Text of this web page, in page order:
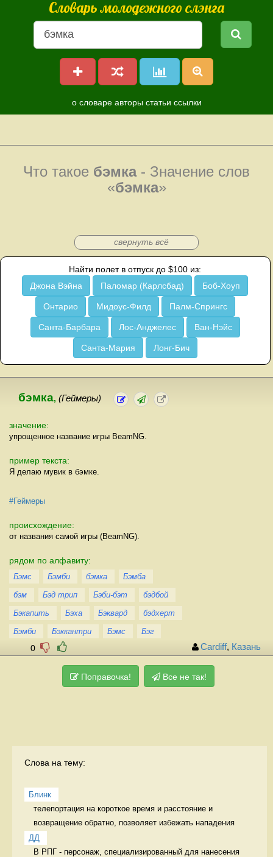
Словарь молодежного слэнга
о словаре авторы статьи ссылки
Что такое бэмка- Значение слов
«бэмка»
свернуть всё
Найти полет в отпуск до $100 из:
Джона Вэйна
Паломар (Карлсбад) Боб-Хоуп
Онтарио Мидоус-Филд Палм-Спрингс
Санта-Барбара Лос-Анджелес Ван-Нэйс
Санта-Мария Лонг-Бич
бэмка, (Геймеры)
значение:
упрощенное название игры BeamNG.
пример текста:
Я делаю мувик в бэмке.
#Геймеры
происхождение:
от названия самой игры (BeamNG).
рядом по алфавиту:
Бэмс Бэмби бэмка
Бэмба
бэм
Бэд трип Бэби-бэт
бэдбой
Бэкапить
Бэха Бэквард
бэдхерт
Бэмби
Бэккантри Бэмс Бэг
0 Cardiff, Казань
Поправочка! Все не так!
Слова на тему:
Блинк
телепортация на короткое время и расстояние и
возвращение обратно, позволяет избежать нападения
ДД
В РПГ - персонаж, специализированный для нанесения